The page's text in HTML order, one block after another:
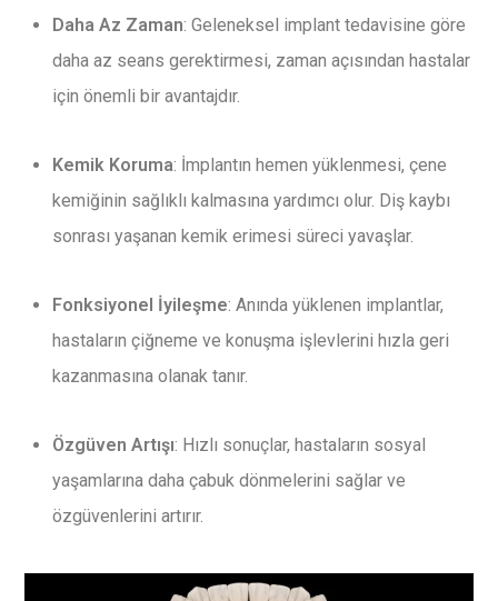
Daha Az Zaman: Geleneksel implant tedavisine göre
daha az seans gerektirmesi, zaman açısından hastalar
için önemli bir avantajdır.
Kemik Koruma: İmplantın hemen yüklenmesi, çene
kemiğinin sağlıklı kalmasına yardımcı olur. Diş kaybı
sonrası yaşanan kemik erimesi süreci yavaşlar.
Fonksiyonel İyileşme: Anında yüklenen implantlar,
hastaların çiğneme ve konuşma işlevlerini hızla geri
kazanmasına olanak tanır.
Özgüven Artışı: Hızlı sonuçlar, hastaların sosyal
yaşamlarına daha çabuk dönmelerini sağlar ve
özgüvenlerini artırır.